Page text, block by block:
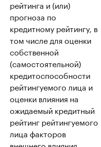
рейтинга и (или)
прогноза по
кредитному рейтингу, в
том числе для оценки
собственной
(самостоятельной)
кредитоспособности
рейтингуемого лица и
оценки влияния на
ожидаемый кредитный
рейтинг рейтингуемого
лица факторов